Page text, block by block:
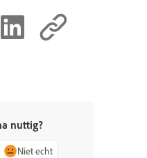
nuttig?
Niet echt